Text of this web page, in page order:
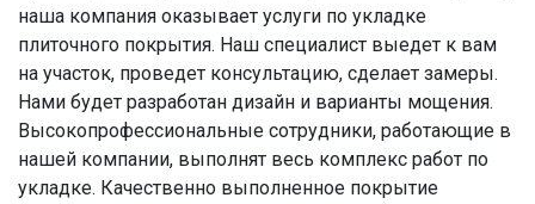
наша компания оказывает услуги по укладке
плиточного покрытия. Наш специалист выедет к вам
на участок, проведет консультацию, сделает замеры.
Нами будет разработан дизайн и варианты мощения.
Высокопрофессиональные сотрудники, работающие в
нашей компании, выполнят весь комплекс работ по
укладке. Качественно выполненное покрытие